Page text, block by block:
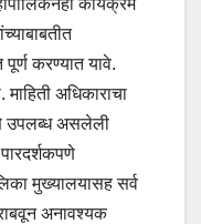
करण्यात यावे.
अधिकाराचा
उपलब्ध असलेली
पारदर्शकपणे
मुख्यालयासह सर्व
अनावश्यक